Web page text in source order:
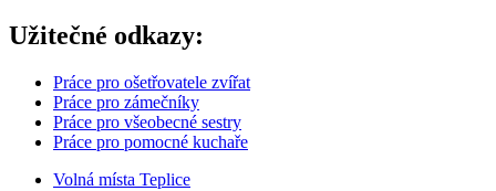
Užitečné odkazy:
Práce pro ošetřovatele zvířat
Práce pro zámečníky
Práce pro všeobecné sestry
Práce pro pomocné kuchaře
Volná místa Teplice